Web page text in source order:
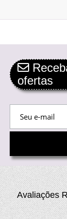
ofertas
Avaliações